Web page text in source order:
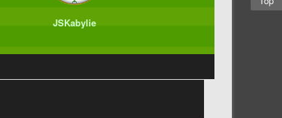
JSKabylie